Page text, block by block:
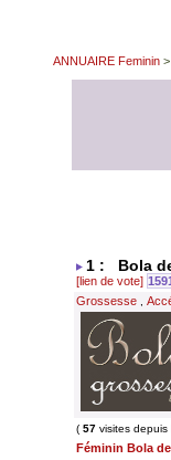
ANNUAIRE Feminin
1 : Bola
[lien de vote]
Grossesse
( 57 visites
Féminin Bola